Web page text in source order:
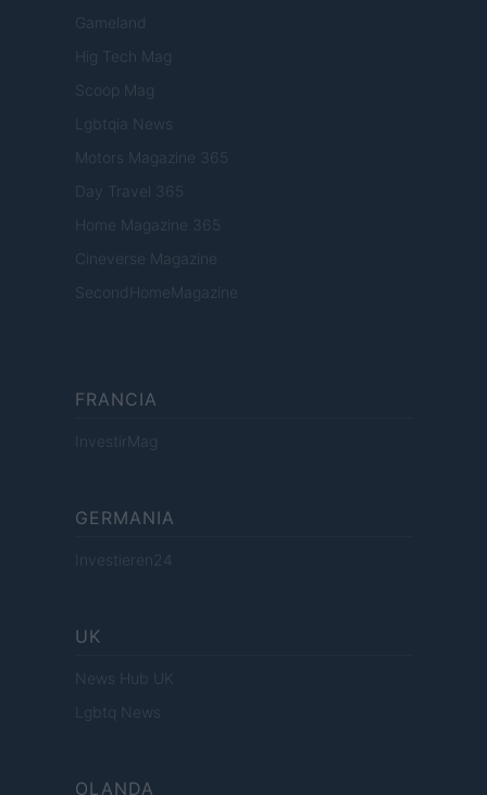
Gameland
Hig Tech Mag
Scoop Mag
Lgbtqia News
Motors Magazine 365
Day Travel 365
Home Magazine 365
Cineverse Magazine
SecondHomeMagazine
FRANCIA
InvestirMag
GERMANIA
Investieren24
UK
News Hub UK
Lgbtq News
OLANDA